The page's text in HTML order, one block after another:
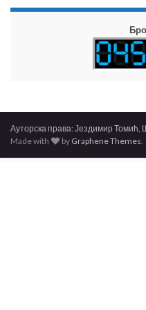
Ауторска права: Јездимир Томић,
Made with
by Graphene Themes